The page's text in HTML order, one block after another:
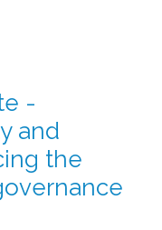
-
and
the